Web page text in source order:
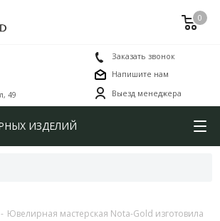
0
49
Заказать звонок
Напишите нам
Выезд менеджера
ИЗДЕЛИЙ
- Ювелирная мастерская Nota-Gold изготовила